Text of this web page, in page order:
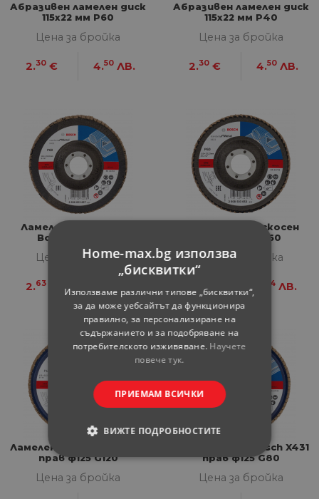
Абразивен ламелен диск
115х22 мм P60
Цена за бройка
2.30 € 4.50 ЛВ.
Абразивен ламелен диск
115х22 мм P40
Цена за бройка
2.30 € 4.50 ЛВ.
Ламелен диск скосен
Bosch ф125 G60
Цена за бройка
2.63
Ламелен диск скосен
Bosch ф115 G60
Цена за бройка
14 ЛВ.
Ламелен диск Bosch X431
прав ф125 G120
Цена за бройка
Ламелен диск Bosch X431
прав ф125 G80
Цена за бройка
Home-max.bg използва
„бисквитки“
Използваме различни типове „бисквитки“,
за да може уебсайтът да функционира
правилно, за персонализиране на
съдържанието и за подобряване на
потребителското изживяване. Научете
повече тук.
ПРИЕМАМ ВСИЧКИ
ВИЖТЕ ПОДРОБНОСТИТЕ
СТРОГО НЕОБХОДИМИ